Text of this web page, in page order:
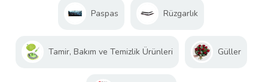
Paspas Rüzgarlık
Tamir, Bakım ve Temizlik Ürünleri Güller